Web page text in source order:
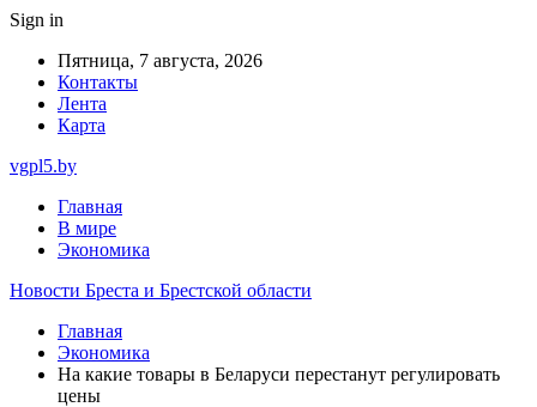
Sign in
Пятница, 7 августа, 2026
Контакты
Лента
Карта
vgpl5.by
Главная
В мире
Экономика
Новости Бреста и Брестской области
Главная
Экономика
На какие товары в Беларуси перестанут регулировать
цены